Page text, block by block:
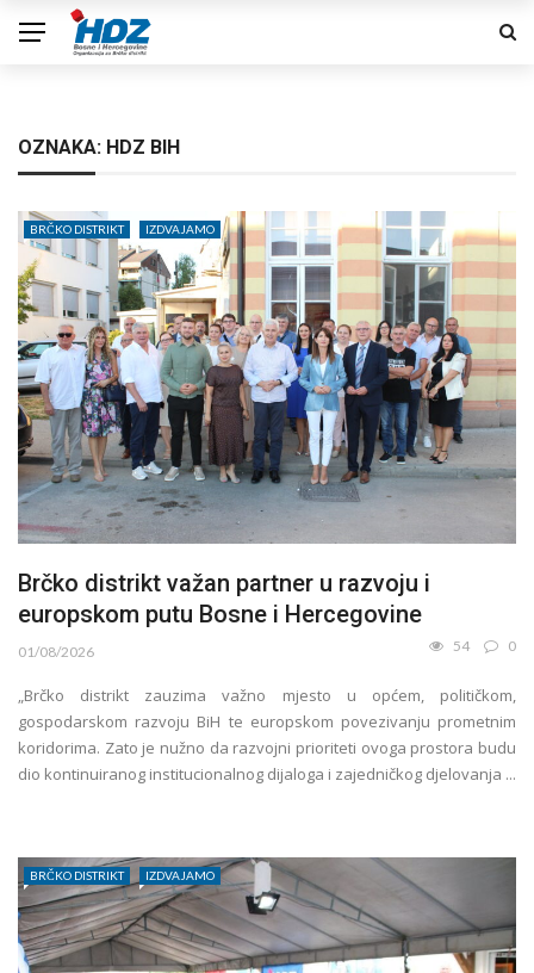
OZNAKA: HDZ BIH
BRČKO DISTRIKT IZDVAJAMO
Brčko distrikt važan partner u razvoju i
europskom putu Bosne i Hercegovine
01/08/2026 54 0
„Brčko distrikt zauzima važno mjesto u općem, političkom,
gospodarskom razvoju BiH te europskom povezivanju prometnim
koridorima. Zato je nužno da razvojni prioriteti ovoga prostora budu
dio kontinuiranog institucionalnog dijaloga i zajedničkog djelovanja ...
BRČKO DISTRIKT IZDVAJAMO